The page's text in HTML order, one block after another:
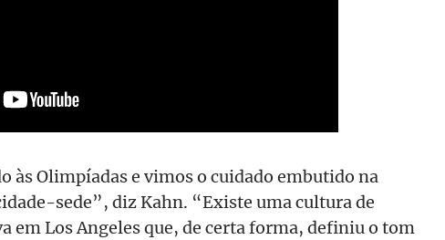
às Olimpíadas e vimos o cuidado embutido na
sede”, diz Kahn. “Existe uma cultura de
em Los Angeles que, de certa forma, definiu o tom